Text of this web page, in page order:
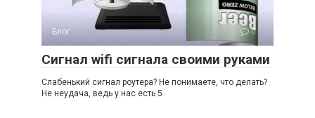
Блог 0
Сигнал wifi сигнала своими руками
Слабенький сигнал роутера? Не понимаете, что делать?
Не неудача, ведь у нас есть 5